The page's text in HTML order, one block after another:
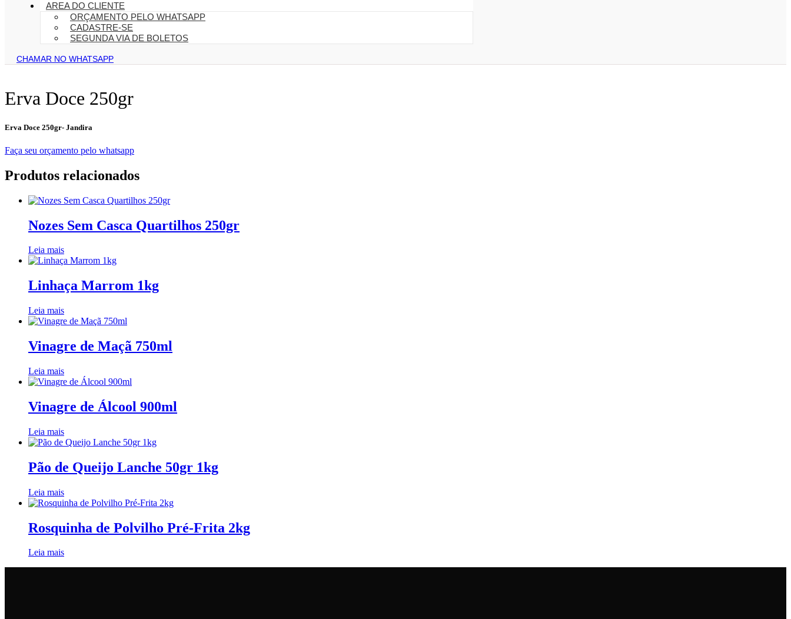
AREA DO CLIENTE
ORÇAMENTO PELO WHATSAPP
CADASTRE-SE
SEGUNDA VIA DE BOLETOS
CHAMAR NO WHATSAPP
Erva Doce 250gr
Erva Doce 250gr- Jandira
Faça seu orçamento pelo whatsapp
Produtos relacionados
Nozes Sem Casca Quartilhos 250gr
Leia mais
Linhaça Marrom 1kg
Leia mais
Vinagre de Maçã 750ml
Leia mais
Vinagre de Álcool 900ml
Leia mais
Pão de Queijo Lanche 50gr 1kg
Leia mais
Rosquinha de Polvilho Pré-Frita 2kg
Leia mais